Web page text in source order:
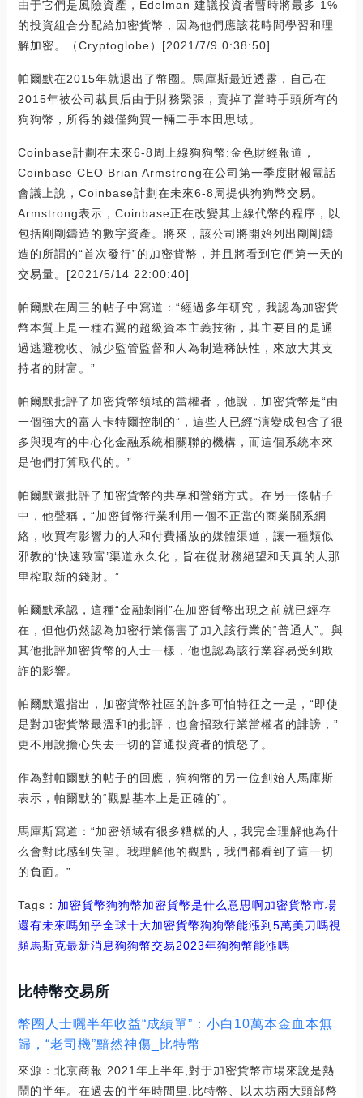
由于它們是風險資產，Edelman 建議投資者暫時將最多 1%
的投資組合分配給加密貨幣，因為他們應該花時間學習和理
解加密。（Cryptoglobe）[2021/7/9 0:38:50]
帕爾默在2015年就退出了幣圈。馬庫斯最近透露，自己在
2015年被公司裁員后由于財務緊張，賣掉了當時手頭所有的
狗狗幣，所得的錢僅夠買一輛二手本田思域。
Coinbase計劃在未來6-8周上線狗狗幣:金色財經報道，
Coinbase CEO Brian Armstrong在公司第一季度財報電話
會議上說，Coinbase計劃在未來6-8周提供狗狗幣交易。
Armstrong表示，Coinbase正在改變其上線代幣的程序，以
包括剛剛鑄造的數字資產。將來，該公司將開始列出剛剛鑄
造的所謂的“首次發行”的加密貨幣，并且將看到它們第一天的
交易量。[2021/5/14 22:00:40]
帕爾默在周三的帖子中寫道：“經過多年研究，我認為加密貨
幣本質上是一種右翼的超級資本主義技術，其主要目的是通
過逃避稅收、減少監管監督和人為制造稀缺性，來放大其支
持者的財富。”
帕爾默批評了加密貨幣領域的當權者，他說，加密貨幣是“由
一個強大的富人卡特爾控制的”，這些人已經“演變成包含了很
多與現有的中心化金融系統相關聯的機構，而這個系統本來
是他們打算取代的。”
帕爾默還批評了加密貨幣的共享和營銷方式。在另一條帖子
中，他聲稱，“加密貨幣行業利用一個不正當的商業關系網
絡，收買有影響力的人和付費播放的媒體渠道，讓一種類似
邪教的‘快速致富’渠道永久化，旨在從財務絕望和天真的人那
里榨取新的錢財。”
帕爾默承認，這種“金融剝削”在加密貨幣出現之前就已經存
在，但他仍然認為加密行業傷害了加入該行業的“普通人”。與
其他批評加密貨幣的人士一樣，他也認為該行業容易受到欺
詐的影響。
帕爾默還指出，加密貨幣社區的許多可怕特征之一是，“即使
是對加密貨幣最溫和的批評，也會招致行業當權者的誹謗，”
更不用說擔心失去一切的普通投資者的憤怒了。
作為對帕爾默的帖子的回應，狗狗幣的另一位創始人馬庫斯
表示，帕爾默的“觀點基本上是正確的”。
馬庫斯寫道：“加密領域有很多糟糕的人，我完全理解他為什
么會對此感到失望。我理解他的觀點，我們都看到了這一切
的負面。”
Tags： 加密貨幣狗狗幣加密貨幣是什么意思啊加密貨幣市場
還有未來嗎知乎全球十大加密貨幣狗狗幣能漲到5萬美刀嗎視
頻馬斯克最新消息狗狗幣交易2023年狗狗幣能漲嗎
比特幣交易所
幣圈人士曬半年收益“成績單”：小白10萬本金血本無
歸，“老司機”黯然神傷_比特幣
來源：北京商報 2021年上半年,對于加密貨幣市場來說是熱
鬧的半年。在過去的半年時間里,比特幣、以太坊兩大頭部幣